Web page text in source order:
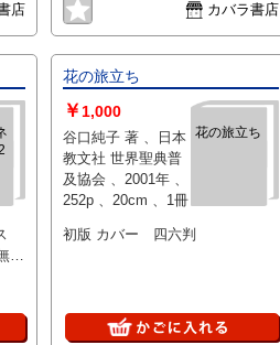
店 カバラ書店
花の旅立ち
花の旅立ち
￥1,000
谷口純子 著 、日本
教文社 世界聖典普
及協会 、2001年 、
252p 、20cm 、1冊
初版 カバー 四六判